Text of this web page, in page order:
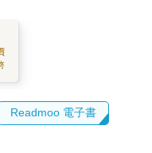
Readmoo 電子書